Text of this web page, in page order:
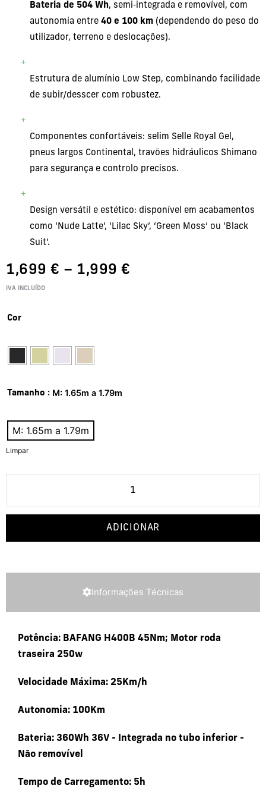
Bateria de 504 Wh, semi‐integrada e removível, com
autonomia entre 40 e 100 km (dependendo do peso do
utilizador, terreno e deslocações).
Estrutura de alumínio Low Step, combinando facilidade
de subir/desscer com robustez.
Componentes confortáveis: selim Selle Royal Gel,
pneus largos Continental, travões hidráulicos Shimano
para segurança e controlo precisos.
Design versátil e estético: disponível em acabamentos
como ‘Nude Latte’, ‘Lilac Sky’, ‘Green Moss’ ou ‘Black
Suit’.
1,699 € – 1,999 €
IVA INCLUÍDO
Cor
Tamanho : M: 1.65m a 1.79m
M: 1.65m a 1.79m
Limpar
ADICIONAR
Informações Técnicas
Potência: BAFANG H400B 45Nm; Motor roda
traseira 250w
Velocidade Máxima: 25Km/h
Autonomia: 100Km
Bateria: 360Wh 36V - Integrada no tubo inferior -
Não removível
Tempo de Carregamento: 5h